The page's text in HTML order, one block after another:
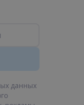
данных